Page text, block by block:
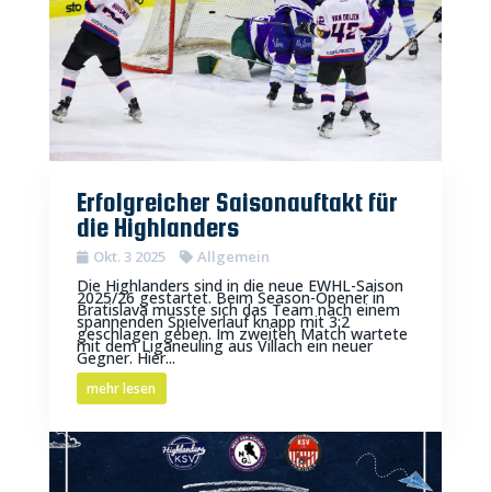
Erfolgreicher Saisonauftakt für
die Highlanders
Okt. 3 2025 Allgemein
Die Highlanders sind in die neue EWHL-Saison
2025/26 gestartet. Beim Season-Opener in
Bratislava musste sich das Team nach einem
spannenden Spielverlauf knapp mit 3:2
geschlagen geben. Im zweiten Match wartete
mit dem Liganeuling aus Villach ein neuer
Gegner. Hier...
mehr lesen